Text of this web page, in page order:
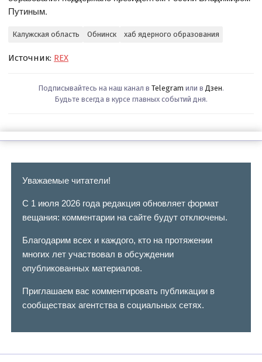
Путиным.
Калужская область Обнинск хаб ядерного образования
Источник: REX
Подписывайтесь на наш канал в Telegram или в Дзен.
Будьте всегда в курсе главных событий дня.
Уважаемые читатели!
С 1 июля 2026 года редакция обновляет формат
вещания: комментарии на сайте будут отключены.
Благодарим всех и каждого, кто на протяжении
многих лет участвовал в обсуждении
опубликованных материалов.
Приглашаем вас комментировать публикации в
сообществах агентства в социальных сетях.